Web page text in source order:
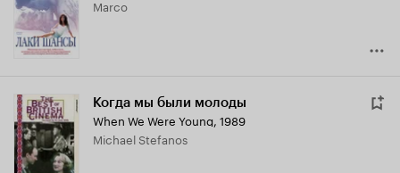
7.5
Marco
Когда мы были молоды
When We Were Young, 1989
Michael Stefanos